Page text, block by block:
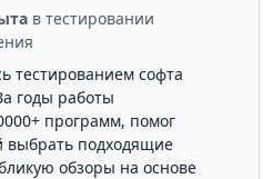
в тестировании
тестированием софта
годы работы
программ, помог
выбрать подходящие
обзоры на основе